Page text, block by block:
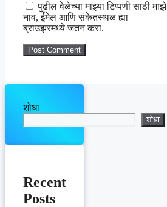
पुढील वेळेच्या माझ्या टिप्पणी साठी माझे
नाव, ईमेल आणि संकेतस्थळ ह्या
ब्राउझरमध्ये जतन करा.
शोधा
शोधा
Recent
Posts